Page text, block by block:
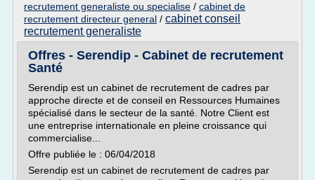
recrutement generaliste ou specialise / cabinet de
recrutement directeur general / cabinet conseil
recrutement generaliste
Offres - Serendip - Cabinet de recrutement
Santé
Serendip est un cabinet de recrutement de cadres par
approche directe et de conseil en Ressources Humaines
spécialisé dans le secteur de la santé. Notre Client est
une entreprise internationale en pleine croissance qui
commercialise...
Offre publiée le : 06/04/2018
Serendip est un cabinet de recrutement de cadres par